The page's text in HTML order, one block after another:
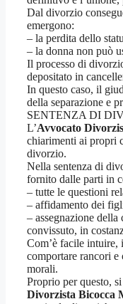
Dal divorzio
emergono:
– la perdita dello
– la donna non può
Il processo di
depositato in
In questo caso, il
della separazione e
SENTENZA DI
L’Avvocato
chiarimenti ai propri
divorzio.
Nella sentenza di
fornito dalle parti in
– tutte le questioni
– affidamento dei
– assegnazione
convissuto, in
Com’è facile
comportare rancori e
morali.
Proprio per questo,
Divorzista Bicocca